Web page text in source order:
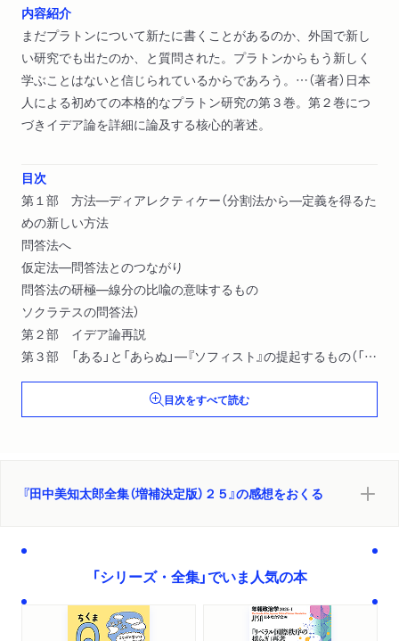
内容紹介
まだプラトンについて新たに書くことがあるのか、外国で新し
い研究でも出たのか、と質問された。プラトンからもう新しく
学ぶことはないと信じられているからであろう。…（著者）日本
人による初めての本格的なプラトン研究の第３巻。第２巻につ
づきイデア論を詳細に論及する核心的著述。
目次
第１部 方法―ディアレクティケー（分割法から―定義を得るた
めの新しい方法
問答法へ
仮定法―問答法とのつながり
問答法の研極―線分の比喩の意味するもの
ソクラテスの問答法）
第２部 イデア論再説
第３部 「ある」と「あらぬ」―『ソフィスト』の提起するもの（「あ
らぬ」の「ある」こと
イデア論にとっての新しい問題
目次をすべて読む
『田中美知太郎全集（増補決定版）２５』の感想をおくる
「シリーズ・全集」でいま人気の本